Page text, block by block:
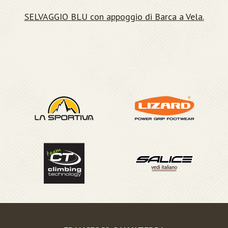
SELVAGGIO BLU con appoggio di Barca a Vela.